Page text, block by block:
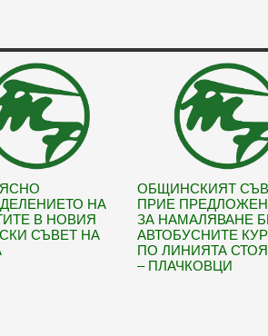
НА
В НОВИЯ
СЪВЕТ НА
ОБЩИНСКИЯТ
ПРИЕ
ЗА НАМАЛЯВАНЕ
АВТОБУСНИТЕ
ПО ЛИНИЯТА
– ПЛАЧКОВЦИ